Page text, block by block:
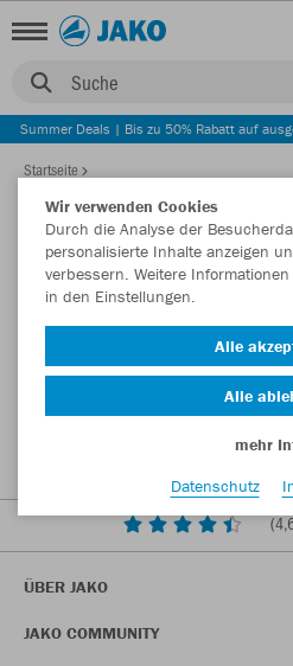
Suche
Summer Deals | Bis zu 50% Rabatt auf
Startseite
(
ÜBER JAKO
JAKO COMMUNITY
Wir verwenden Cookies
Durch die Analyse der
personalisierte Inhalte anzeigen
verbessern. Weitere
in den Einstellungen.
Alle
Alle
mehr
Datenschutz